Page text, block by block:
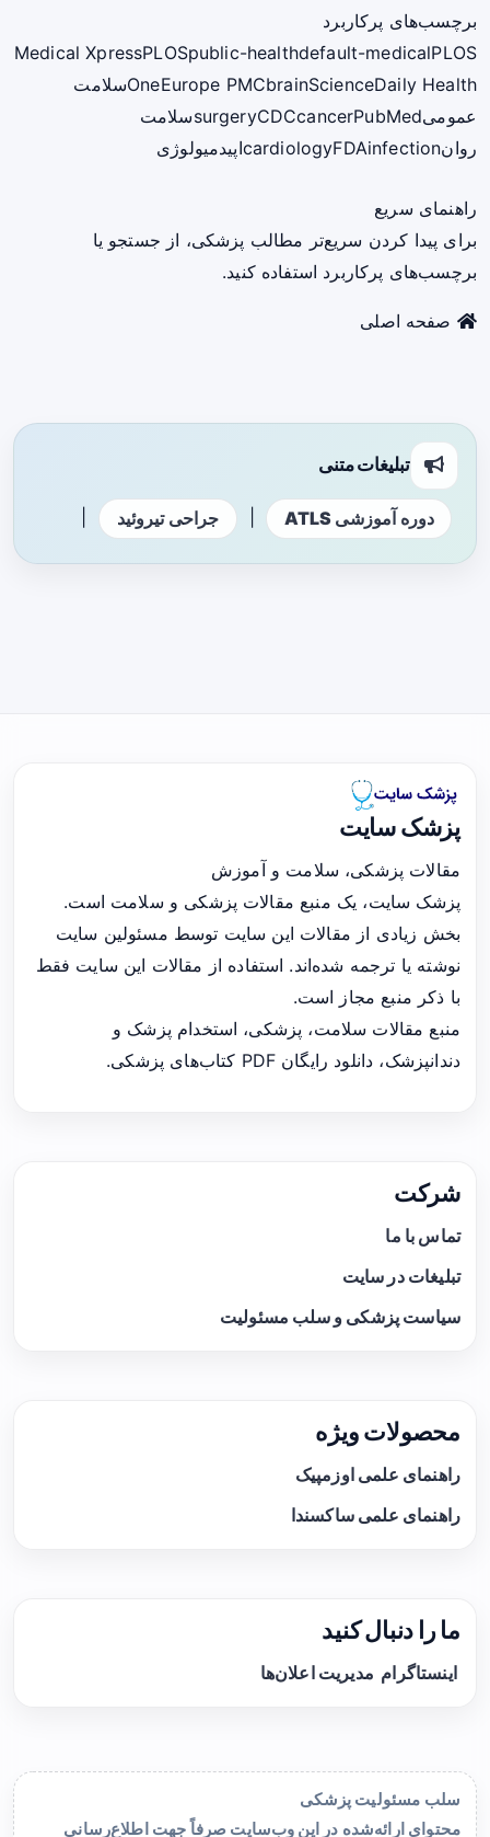
برچسب‌های پرکاربرد
Medical XpressPLOSpublic-healthdefault-medicalPLOS
OneEurope PMCbrainScienceDaily Health
سلامت
عمومی
surgeryCDCcancerPubMed
سلامت
روان
cardiologyFDAinfection اپیدمیولوژی
راهنمای سریع
برای پیدا کردن سریع‌تر مطالب پزشکی، از جستجو یا
برچسب‌های پرکاربرد استفاده کنید.
صفحه اصلی
تبلیغات متنی
دوره آموزشی ATLS جراحی تیروئید
پزشک سایت
مقالات پزشکی، سلامت و آموزش
پزشک سایت، یک منبع مقالات پزشکی و سلامت است.
بخش زیادی از مقالات این سایت توسط مسئولین سایت
نوشته یا ترجمه شده‌اند. استفاده از مقالات این سایت فقط
با ذکر منبع مجاز است.
منبع مقالات سلامت، پزشکی، استخدام پزشک و
دندانپزشک، دانلود رایگان PDF کتاب‌های پزشکی.
شرکت
تماس با ما
تبلیغات در سایت
سیاست پزشکی و سلب مسئولیت
محصولات ویژه
راهنمای علمی اوزمپیک
راهنمای علمی ساکسندا
ما را دنبال کنید
اینستاگرام مدیریت اعلان‌ها
سلب مسئولیت پزشکی
محتوای ارائه‌شده در این وب‌سایت صرفاً جهت اطلاع‌رسانی